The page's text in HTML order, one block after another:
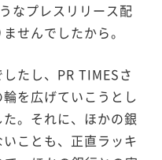
なプレスリリース配
せんでしたから。
たし、PR TIMESさ
を広げていこうとし
。それに、ほかの銀
ことも、正直ラッキ